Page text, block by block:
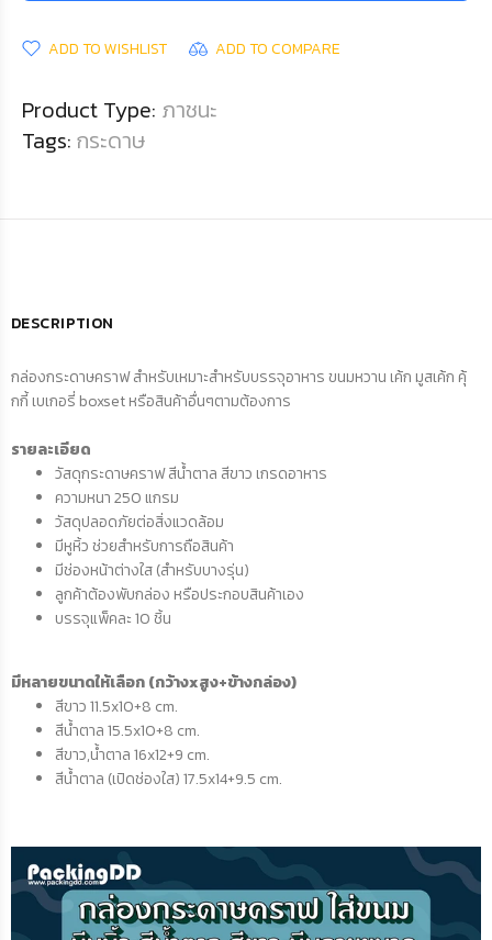
ADD TO WISHLIST ADD TO COMPARE
Product Type: ภาชนะ
Tags: กระดาษ
DESCRIPTION
กล่องกระดาษคราฟ สำหรับเหมาะสำหรับบรรจุอาหาร ขนมหวาน เค้ก มูสเค้ก คุ้
กกี้ เบเกอรี่ boxset หรือสินค้าอื่นๆตามต้องการ
รายละเอียด
วัสดุกระดาษคราฟ สีน้ำตาล สีขาว เกรดอาหาร
ความหนา 250 แกรม
วัสดุปลอดภัยต่อสิ่งแวดล้อม
มีหูหิ้ว ช่วยสำหรับการถือสินค้า
มีช่องหน้าต่างใส (สำหรับบางรุ่น)
ลูกค้าต้องพับกล่อง หรือประกอบสินค้าเอง
บรรจุแพ็คละ 10 ชิ้น
มีหลายขนาดให้เลือก (กว้างxสูง+ข้างกล่อง)
สีขาว 11.5x10+8 cm.
สีน้ำตาล 15.5x10+8 cm.
สีขาว,น้ำตาล 16x12+9 cm.
สีน้ำตาล (เปิดช่องใส) 17.5x14+9.5 cm.